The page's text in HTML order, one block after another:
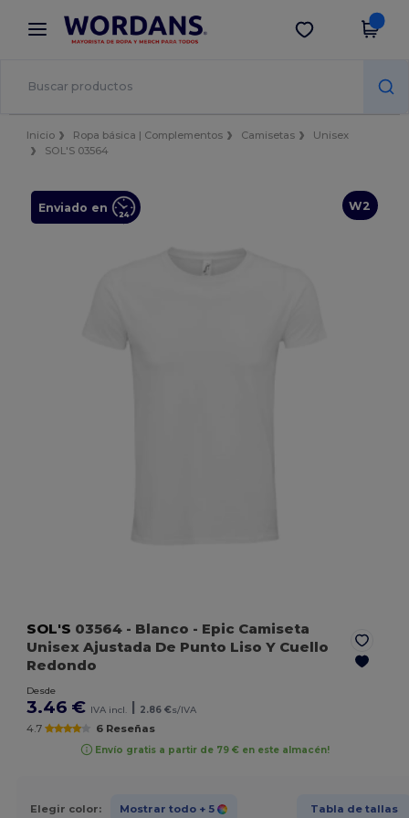
× App de Wordans
¡Mejores precios en app!
Descargar app
Inicio Ropa básica | Complementos Camisetas
Unisex
SOL'S 03564
W2
Enviado en
SOL'S 03564 - Blanco - Epic Camiseta
Unisex Ajustada De Punto Liso Y Cuello
Redondo
Desde
3.46 € IVA incl. 2.86 €s/IVA
4.7 6 Reseñas
Envío gratis a partir de 79 € en este almacén!
Elegir color: Mostrar todo + 5 Tabla de tallas